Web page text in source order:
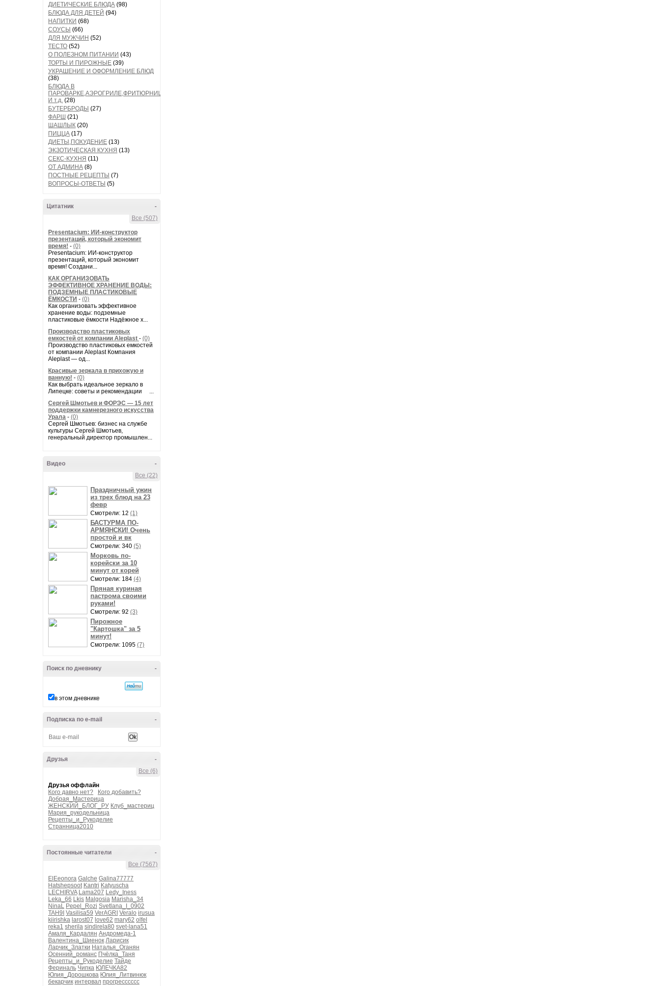
ДИЕТИЧЕСКИЕ БЛЮДА (98)
БЛЮДА ДЛЯ ДЕТЕЙ (94)
НАПИТКИ (68)
СОУСЫ (66)
ДЛЯ МУЖЧИН (52)
ТЕСТО (52)
О ПОЛЕЗНОМ ПИТАНИИ (43)
ТОРТЫ И ПИРОЖНЫЕ (39)
УКРАШЕНИЕ И ОФОРМЛЕНИЕ БЛЮД
(38)
БЛЮДА В
ПАРОВАРКЕ,АЭРОГРИЛЕ,ФРИТЮРНИЦЕ
И т.д. (28)
БУТЕРБРОДЫ (27)
ФАРШ (21)
ШАШЛЫК (20)
ПИЦЦА (17)
ДИЕТЫ,ПОХУДЕНИЕ (13)
ЭКЗОТИЧЕСКАЯ КУХНЯ (13)
СЕКС-КУХНЯ (11)
ОТ АДМИНА (8)
ПОСТНЫЕ РЕЦЕПТЫ (7)
ВОПРОСЫ-ОТВЕТЫ (5)
-
Цитатник
Все (507)
Presentacium: ИИ‑конструктор
презентаций, который экономит
время! - (0)
Presentacium: ИИ‑конструктор
презентаций, который экономит
время! Создани...
КАК ОРГАНИЗОВАТЬ
ЭФФЕКТИВНОЕ ХРАНЕНИЕ ВОДЫ:
ПОДЗЕМНЫЕ ПЛАСТИКОВЫЕ
ЁМКОСТИ - (0)
Как организовать эффективное
хранение воды: подземные
пластиковые ёмкости Надёжное х...
Производство пластиковых
емкостей от компании Aleplast - (0)
Производство пластиковых емкостей
от компании Aleplast Компания
Aleplast — од...
Красивые зеркала в прихожую и
ванную! - (0)
Как выбрать идеальное зеркало в
Липецке: советы и рекомендации ...
Сергей Шмотьев и ФОРЭС — 15 лет
поддержки камнерезного искусства
Урала - (0)
Сергей Шмотьев: бизнес на службе
культуры Сергей Шмотьев,
генеральный директор промышлен...
-
Видео
Все (22)
Праздничный ужин
из трех блюд на 23
февр
Смотрели: 12 (1)
БАСТУРМА ПО-
АРМЯНСКИ! Очень
простой и вк
Смотрели: 340 (5)
Морковь по-
корейски за 10
минут от корей
Смотрели: 184 (4)
Пряная куриная
пастрома своими
руками!
Смотрели: 92 (3)
Пирожное
"Картошка" за 5
минут!
Смотрели: 1095 (7)
-
Поиск по дневнику
в этом дневнике
-
Подписка по e-mail
-
Друзья
Все (6)
Друзья оффлайн
Кого давно нет?
Кого добавить?
Добрая_Мастерица
ЖЕНСКИЙ_БЛОГ_РУ Клуб_мастериц
Мария_рукодельница
Рецепты_и_Рукоделие
Странница2010
-
Постоянные читатели
Все (7567)
ElEeonora Galche Galina77777
Hatshepsoot Kantri Katyuscha
LECHIRVA Lama207 Ledy_Iness
Leka_66 Lkis Malgosia Marisha_34
NinaL Pepel_Rozi Svetlana_I_0902
TAH9I Vasilisa59 VerAGRI Veralo irusua
kiirishka larost07 love62 mary62 olfel
reka1 sherila sindirela80 svet-lana51
Амаля_Кардалян Андромеда-1
Валентина_Шиенок Ларисик
Ларчик_Златки Наталья_Оганян
Осенний_романс Пчёлка_Таня
Рецепты_и_Рукоделие Тайде
Фериналь Чипка ЮЛЕЧКА82
Юлия_Дорошкова Юлия_Литвинюк
бекарчик интервал прогресссссс